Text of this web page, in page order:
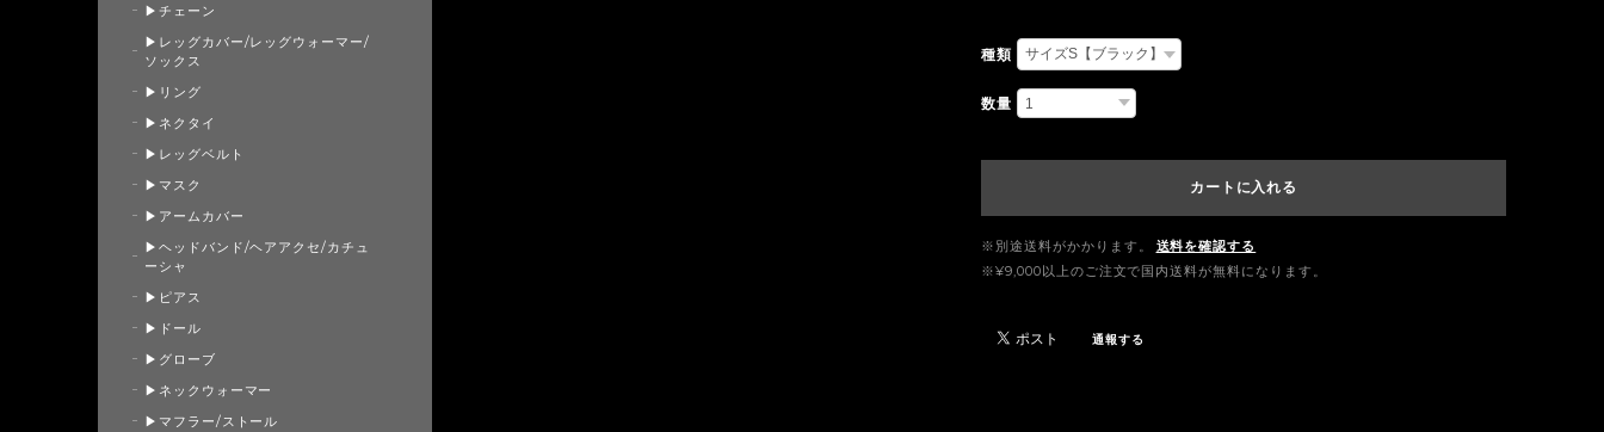
種類
数量
カートに入れる
※別途送料がかかります。
送料を確認する
※¥9,000以上のご注文で国内送料が無料になります。
通報する
▶チェーン
▶レッグカバー/レッグウォーマー/
ソックス
▶リング
▶ネクタイ
▶レッグベルト
▶マスク
▶アームカバー
▶ヘッドバンド/ヘアアクセ/カチュ
ーシャ
▶ピアス
▶ドール
▶グローブ
▶ネックウォーマー
▶マフラー/ストール